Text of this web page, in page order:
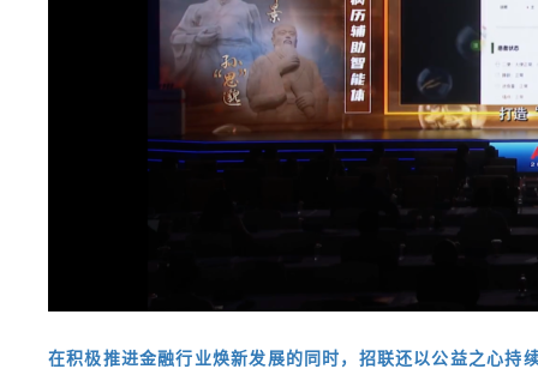
在积极推进金融行业焕新发展的同时，招联还以公益之心持